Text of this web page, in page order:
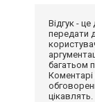
Відгук -
передати
багатьом
Коментарі
цікавлять.